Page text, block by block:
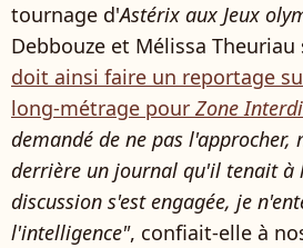
tournage d'Astérix aux Jeux
Debbouze et Mélissa
doit ainsi faire un reportage
long-métrage pour Zone
demandé de ne pas
derrière un journal qu'il tenait à
discussion s'est engagée, je
l'intelligence", confiait-elle à